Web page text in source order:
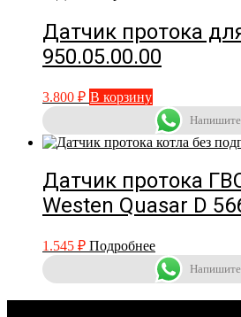
Датчик протока
950.05.00.00
3.800 ₽ В корзину
Датчик протока
Westen Quasar D
1.545 ₽ Подробнее